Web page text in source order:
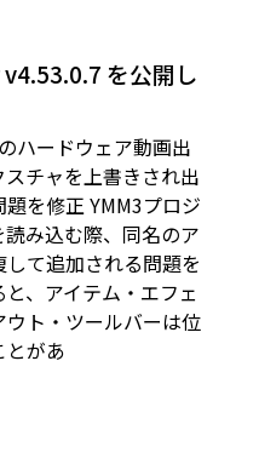
を公開し
ハードウェア動画出
チャを上書きされ出
を修正 YMM3プロジ
み込む際、同名のア
て追加される問題を
、アイテム・エフェ
ト・ツールバーは位
とがあ